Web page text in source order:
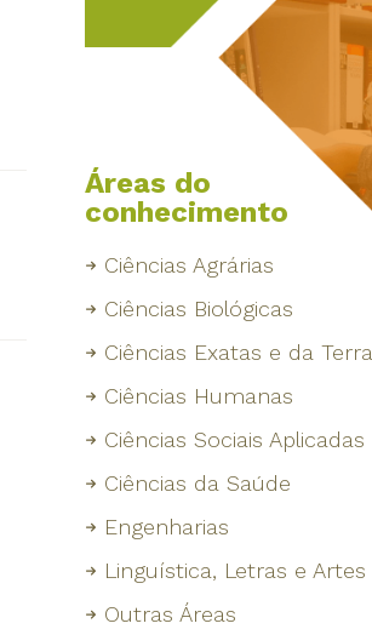
Áreas do
conhecimento
Ciências Agrárias
Ciências Biológicas
Ciências Exatas e da Terra
Ciências Humanas
Ciências Sociais Aplicadas
Ciências da Saúde
Engenharias
Linguística, Letras e Artes
Outras Áreas